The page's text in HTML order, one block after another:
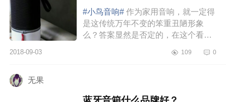
吗？
#小鸟音响# 作为家用音响，就一定得
是这传统万年不变的笨重丑陋形象
么？答案显然是否定的，在这个看脸
麦的世界高端音响品牌Libratone，小
2018-09-03 109 0
无果